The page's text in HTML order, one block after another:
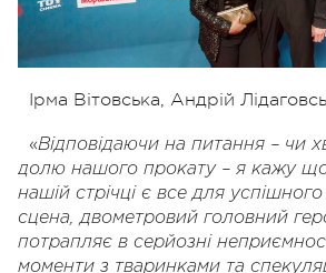
Ірма Вітовська, Андрій
«Відповідаючи на питання – чи
долю нашого прокату – я кажу що
нашій стрічці є все для
сцена, двометровий головний
потрапляє в серйозні
моменти з тваринками та